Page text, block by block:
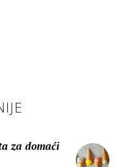
za domaći